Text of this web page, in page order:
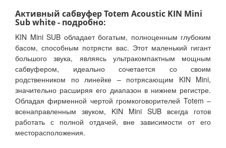
Активный сабвуфер Totem Acoustic KIN Mini
Sub white - подробно:
KIN Mini SUB обладает богатым, полноценным глубоким
басом, способным потрясти вас. Этот маленький гигант
большого звука, являясь ультракомпактным мощным
сабвуфером, идеально сочетается со своим
родственником по линейке – потрясающим KIN Mini,
значительно расширяя его диапазон в нижнем регистре.
Обладая фирменной чертой громкоговорителей Totem –
всенаправленным звуком, KIN Mini SUB всегда готов
работать с полной отдачей, вне зависимости от его
месторасположения.